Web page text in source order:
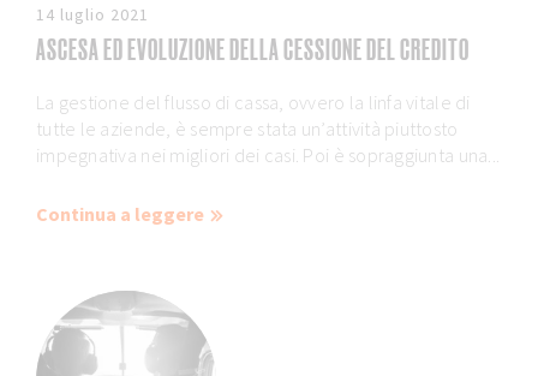
14 luglio 2021
ASCESA ED EVOLUZIONE DELLA CESSIONE DEL CREDITO
La gestione del flusso di cassa, ovvero la linfa vitale di
tutte le aziende, è sempre stata un’attività piuttosto
impegnativa nei migliori dei casi. Poi è sopraggiunta una...
Continua a leggere